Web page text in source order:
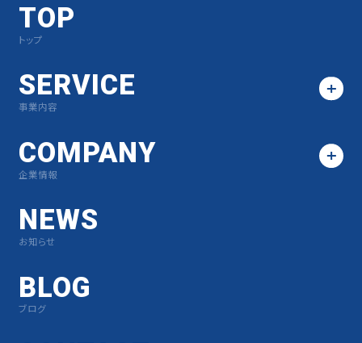
TOP
トップ
SERVICE
事業内容
COMPANY
企業情報
NEWS
お知らせ
BLOG
ブログ